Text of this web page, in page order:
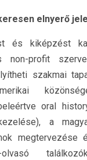
elnyerő
és kiképzést
non-profit
szakmai
oral
a
megtervezése